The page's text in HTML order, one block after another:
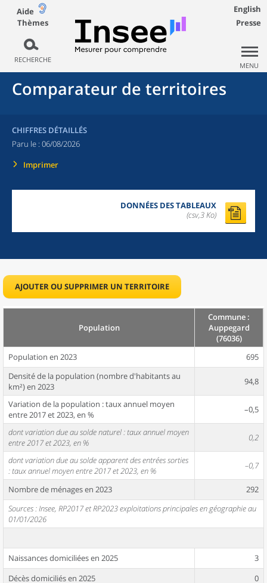
Aide
Thèmes
RECHERCHE
English
Presse
MENU
Comparateur de territoires
CHIFFRES DÉTAILLÉS
Paru le : 06/08/2026
Imprimer
DONNÉES DES TABLEAUX
(csv,3 Ko)
AJOUTER OU SUPPRIMER UN TERRITOIRE
Population
Commune :
Auppegard
(76036)
Population en 2023
695
Densité de la population (nombre d'habitants au
km²) en 2023
94,8
Variation de la population : taux annuel moyen
entre 2017 et 2023, en %
–0,5
dont variation due au solde naturel : taux annuel moyen
entre 2017 et 2023, en %
0,2
dont variation due au solde apparent des entrées sorties
: taux annuel moyen entre 2017 et 2023, en %
–0,7
Nombre de ménages en 2023
292
Sources : Insee, RP2017 et RP2023 exploitations principales en géographie au
01/01/2026
Naissances domiciliées en 2025
3
Décès domiciliés en 2025
0